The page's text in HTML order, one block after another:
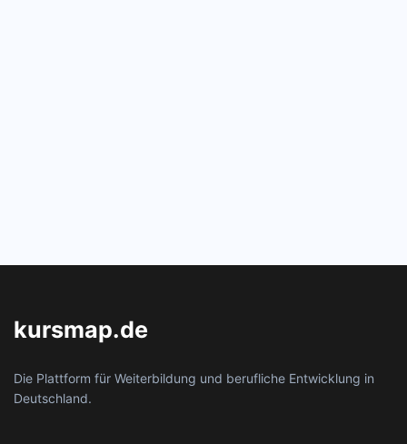
kursmap.de
Die Plattform für Weiterbildung und berufliche Entwicklung in
Deutschland.